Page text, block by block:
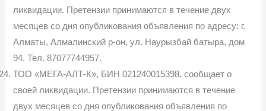
ликвидации. Претензии принимаются в течение двух
месяцев со дня опубликования объявления по адресу: г.
Алматы, Алмалинский р-он, ул. Наурызбай батыра, дом
94. Тел. 87077744957.
ТОО «МЕГА-АЛТ-К», БИН 021240015398, сообщает о
своей ликвидации. Претензии принимаются в течение
двух месяцев со дня опубликования объявления по